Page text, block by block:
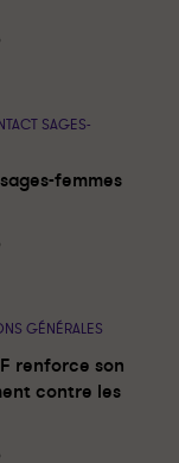
SAGES-
femmes
GÉNÉRALES
renforce son
contre les